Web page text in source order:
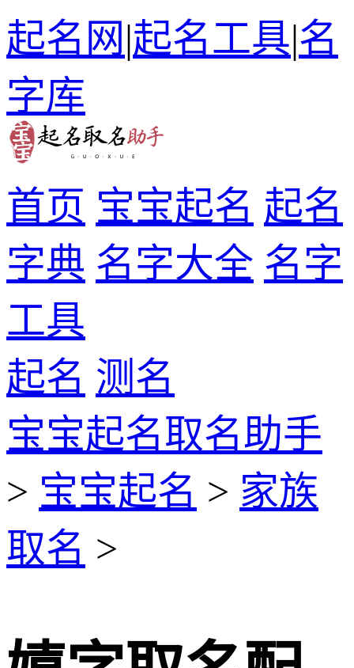
起名网|起名工具|名
字库
首页 宝宝起名 起名
字典 名字大全 名字
工具
起名 测名
宝宝起名取名助手
> 宝宝起名 > 家族
取名 >